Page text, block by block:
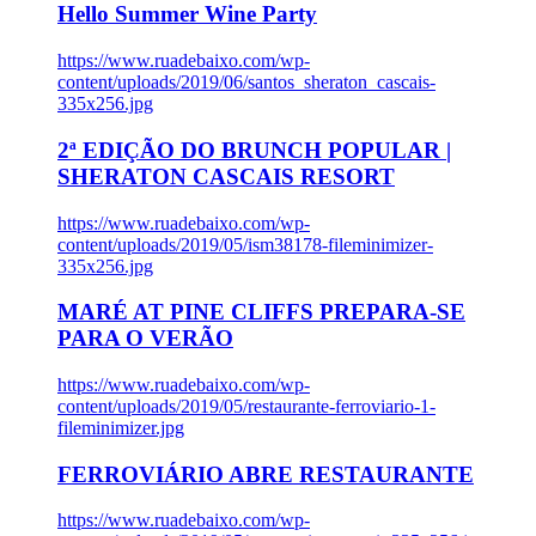
Hello Summer Wine Party
https://www.ruadebaixo.com/wp-
content/uploads/2019/06/santos_sheraton_cascais-
335x256.jpg
2ª EDIÇÃO DO BRUNCH POPULAR |
SHERATON CASCAIS RESORT
https://www.ruadebaixo.com/wp-
content/uploads/2019/05/ism38178-fileminimizer-
335x256.jpg
MARÉ AT PINE CLIFFS PREPARA-SE
PARA O VERÃO
https://www.ruadebaixo.com/wp-
content/uploads/2019/05/restaurante-ferroviario-1-
fileminimizer.jpg
FERROVIÁRIO ABRE RESTAURANTE
https://www.ruadebaixo.com/wp-